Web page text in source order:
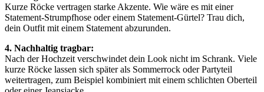
Kurze Röcke vertragen starke Akzente. Wie wäre es mit einer
Statement-Strumpfhose oder einem Statement-Gürtel? Trau dich,
dein Outfit mit einem Statement abzurunden.
4. Nachhaltig tragbar:
Nach der Hochzeit verschwindet dein Look nicht im Schrank. Viele
kurze Röcke lassen sich später als Sommerrock oder Partyteil
weitertragen, zum Beispiel kombiniert mit einem schlichten Oberteil